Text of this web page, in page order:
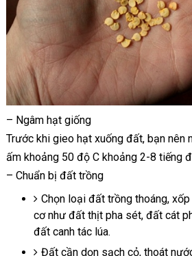
– Ngâm hạt giống
Trước khi gieo hạt xuống đất, bạn nên
ấm khoảng 50 độ C khoảng 2-8 tiếng
– Chuẩn bị đất trồng
Chọn loại đất trồng thoáng,
cơ như đất thịt pha sét, đất cát
đất canh tác lúa.
Đất cần dọn sạch cỏ, thoát